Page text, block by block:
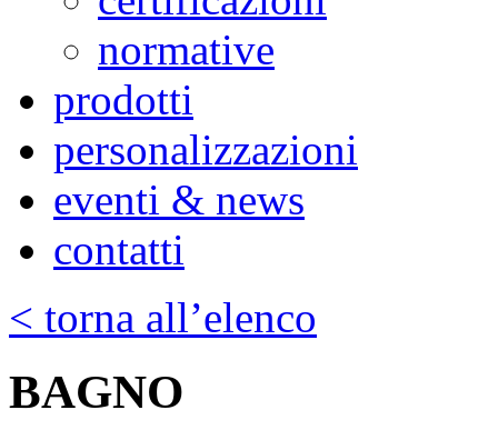
normative
prodotti
personalizzazioni
eventi & news
contatti
< torna all’elenco
BAGNO